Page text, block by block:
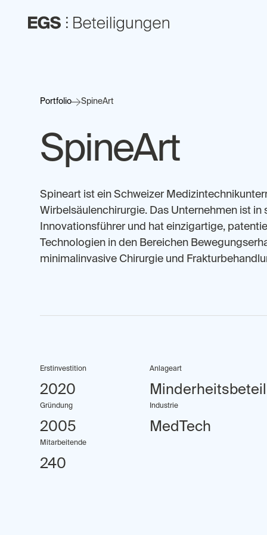
Portfolio SpineArt
SpineArt
Spineart ist ein Schweizer
Wirbelsäulenchirurgie. Das Unternehmen ist in
Innovationsführer und hat einzigartige,
Technologien in den Bereichen
minimalinvasive Chirurgie und
Erstinvestition
2020
Gründung
2005
Mitarbeitende
240
Anlageart
Industrie
MedTech